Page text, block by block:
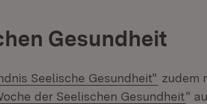
Gesundheit
Seelische Gesundheit" (Öffnet
zudem
der Seelischen Gesundheit"